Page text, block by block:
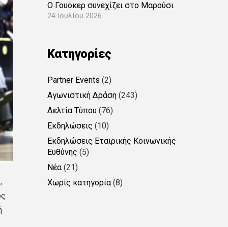
Ο Γουόκερ συνεχίζει στο Μαρούσι
24 Ιουλίου 2026
Kατηγορίες
Partner Events (2)
Αγωνιστική Δράση(243)
Δελτία Τύπου (76)
Εκδηλώσεις (10)
Εκδηλώσεις Εταιρικής Κοινωνικής
Ευθύνης (5)
Νέα(21)
Χωρίς κατηγορία(8)